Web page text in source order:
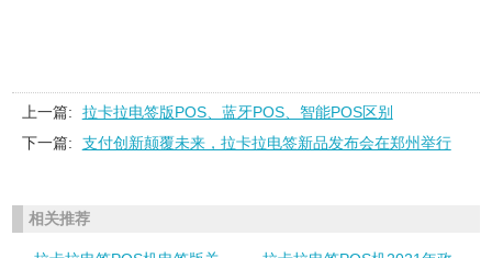
上一篇:
拉卡拉电签版POS、蓝牙POS、智能POS区别
下一篇:
支付创新颠覆未来，拉卡拉电签新品发布会在郑州举行
相关推荐